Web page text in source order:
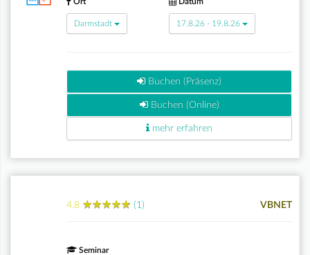
Darmstadt 17.8.26 - 19.8.26
Buchen (Präsenz)
Buchen (Online)
mehr erfahren
4.8 ★★★★★
★★★★★ (1) VBNET
Seminar